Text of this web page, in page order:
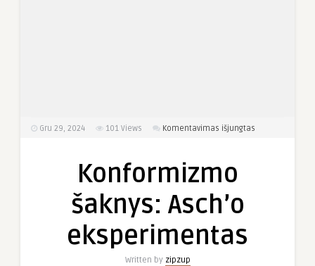
Gru 29, 2024 101 Views Komentavimas išjungtas
Konformizmo
šaknys: Asch’o
eksperimentas
Written by zipzup